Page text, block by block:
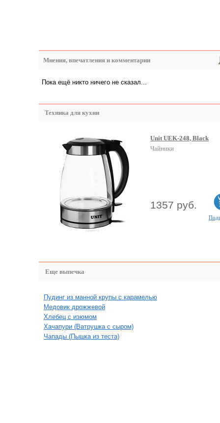
Мнения, впечатления и комментарии
Пока ещё никто ничего не сказал...
Техника для кухни
Unit UEK-248, Black
Чайники
1357 руб.
Еще выпечка
Пудинг из манной крупы с карамелью
Медовик дрожжевой
Хлебец с изюмом
Хачапури (Ватрушка с сыром)
Чапады (Пышка из теста)